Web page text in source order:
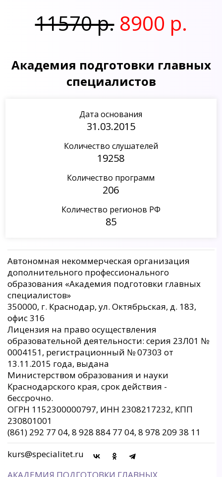
11570 р. 8900 р.
Академия подготовки главных
специалистов
Дата основания
31.03.2015
Количество слушателей
19258
Количество программ
206
Количество регионов РФ
85
Автономная некоммерческая организация
дополнительного профессионального
образования «Академия подготовки главных
специалистов»
350000, г. Краснодар, ул. Октябрьская, д. 183,
офис 316
Лицензия на право осуществления
образовательной деятельности: серия 23Л01 №
0004151, регистрационный № 07303 от
13.11.2015 года, выдана
Министерством образования и науки
Краснодарского края, срок действия -
бессрочно.
ОГРН 1152300000797, ИНН 2308217232, КПП
230801001
(861) 292 77 04, 8 928 884 77 04, 8 978 209 38 11
kurs@specialitet.ru